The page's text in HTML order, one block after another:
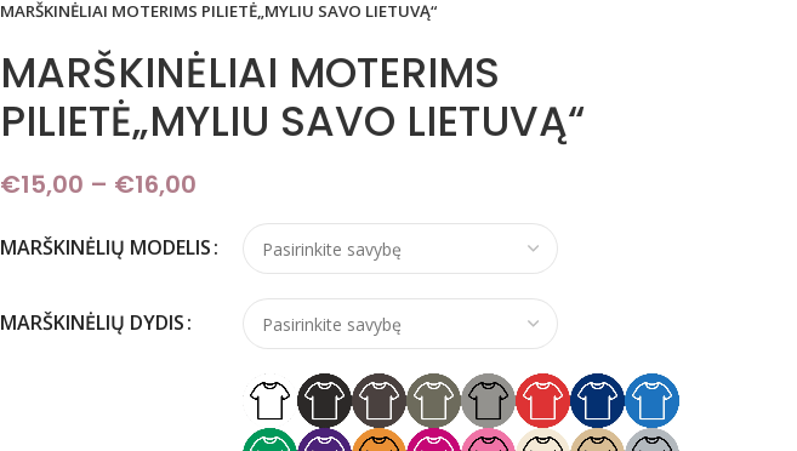
MARŠKINĖLIAI MOTERIMS PILIETĖ„MYLIU SAVO LIETUVĄ“
MARŠKINĖLIAI MOTERIMS
PILIETĖ„MYLIU SAVO LIETUVĄ“
€15,00 – €16,00
MARŠKINĖLIŲ MODELIS
MARŠKINĖLIŲ DYDIS